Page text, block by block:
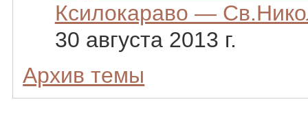
Ксилокараво —
30 августа 2013 г.
Архив темы